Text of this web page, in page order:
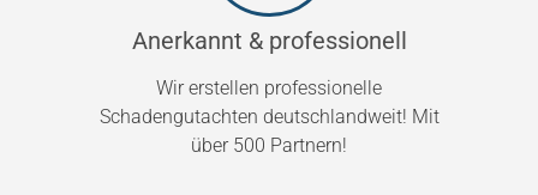
Anerkannt & professionell
Wir erstellen professionelle
Schadengutachten deutschlandweit! Mit
über 500 Partnern!